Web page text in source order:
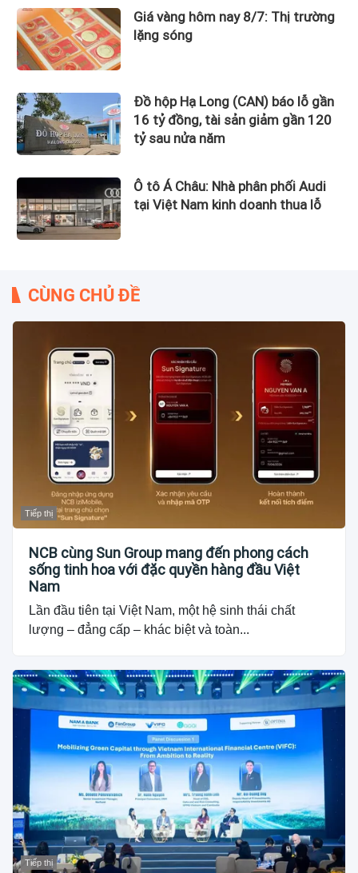
Giá vàng hôm nay 8/7: Thị trường
lặng sóng
Đồ hộp Hạ Long (CAN) báo lỗ gần
16 tỷ đồng, tài sản giảm gần 120
tỷ sau nửa năm
Ô tô Á Châu: Nhà phân phối Audi
tại Việt Nam kinh doanh thua lỗ
CÙNG CHỦ ĐỀ
Tiếp thị
NCB cùng Sun Group mang đến phong cách
sống tinh hoa với đặc quyền hàng đầu Việt
Nam
Lần đầu tiên tại Việt Nam, một hệ sinh thái chất
lượng – đẳng cấp – khác biệt và toàn...
Tiếp thị